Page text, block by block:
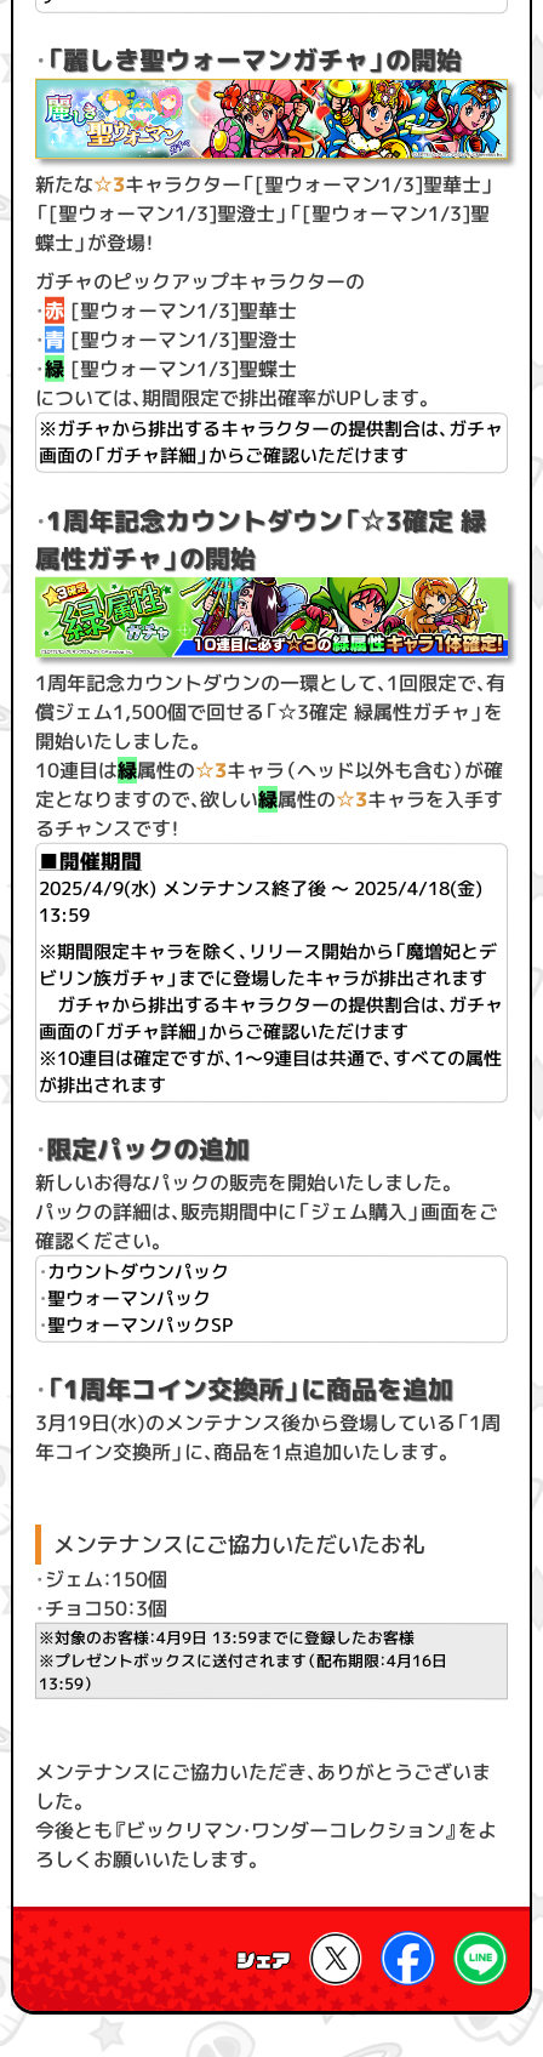
・ 「麗しき聖ウォーマンガチャ」の開始
新たな☆3キャラクター「[聖ウォーマン1/3]聖華士」
「[聖ウォーマン1/3]聖澄士」「[聖ウォーマン1/3]聖
蝶士」が登場！
ガチャのピックアップキャラクターの
・赤 [聖ウォーマン1/3]聖華士
・青 [聖ウォーマン1/3]聖澄士
・緑[聖ウォーマン1/3]聖蝶士
については、期間限定で排出確率がUPします。
※ガチャから排出するキャラクターの提供割合は、ガチャ
画面の「ガチャ詳細」からご確認いただけます
・1周年記念カウントダウン「☆3確定 緑
属性ガチャ」の開始
1周年記念カウントダウンの一環として、1回限定で、有
償ジェム1,500個で回せる「☆3確定 緑属性ガチャ」を
開始いたしました。
10連目は緑属性の☆3キャラ（ヘッド以外も含む）が確
定となりますので、欲しい緑属性の☆3キャラを入手す
るチャンスです！
■開催期間
2025/4/9(水) メンテナンス終了後 ～ 2025/4/18(金)
13:59
※期間限定キャラを除く、リリース開始から「魔増妃とデ
ビリン族ガチャ」までに登場したキャラが排出されます
ガチャから排出するキャラクターの提供割合は、ガチャ
画面の「ガチャ詳細」からご確認いただけます
※10連目は確定ですが、1〜9連目は共通で、すべての属性
が排出されます
・限定パックの追加
新しいお得なパックの販売を開始いたしました。
パックの詳細は、販売期間中に「ジェム購入」画面をご
確認ください。
・カウントダウンパック
・聖ウォーマンパック
・聖ウォーマンパックSP
・ 「1周年コイン交換所」に商品を追加
3月19日(水)のメンテナンス後から登場している「1周
年コイン交換所」に、商品を1点追加いたします。
メンテナンスにご協力いただいたお礼
・ ジェム：150個
・チョコ50：3個
※対象のお客様：4月9日 13:59までに登録したお客様
※プレゼントボックスに送付されます（配布期限：4月16日
13:59）
メンテナンスにご協力いただき、ありがとうございま
した。
今後とも『ビックリマン・ワンダーコレクション』をよ
ろしくお願いいたします。